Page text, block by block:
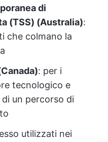
di
(TSS) (Australia):
che colmano la
: per i
tecnologico e
un percorso di
utilizzati nei